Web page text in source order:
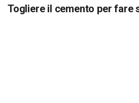
Togliere il cemento per fare